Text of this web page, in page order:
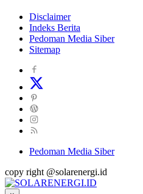
Disclaimer
Indeks Berita
Pedoman Media Siber
Sitemap
Pedoman Media Siber
copy right @solarenergi.id